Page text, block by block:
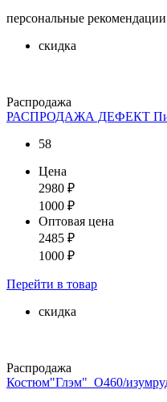
персональные рекомендации
скидка
Распродажа
РАСПРОДАЖА ДЕФЕКТ
58
Цена
2980 ₽
1000 ₽
Оптовая цена
2485 ₽
1000 ₽
Перейти в товар
скидка
Распродажа
Костюм"Глэм"_О460/